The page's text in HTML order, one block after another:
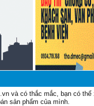
và có thắc mắc, bạn có
sản phẩm của mình.